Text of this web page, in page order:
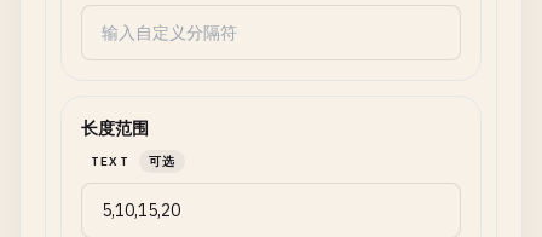
长度范围
TEXT 可选